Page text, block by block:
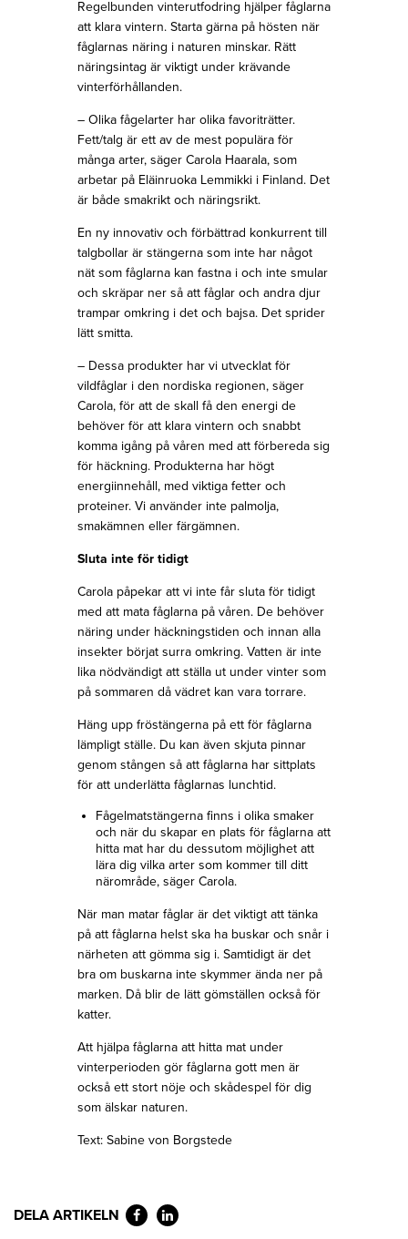
Regelbunden vinterutfodring hjälper fåglarna
att klara vintern. Starta gärna på hösten när
fåglarnas näring i naturen minskar. Rätt
näringsintag är viktigt under krävande
vinterförhållanden.
– Olika fågelarter har olika favoriträtter.
Fett/talg är ett av de mest populära för
många arter, säger Carola Haarala, som
arbetar på Eläinruoka Lemmikki i Finland. Det
är både smakrikt och näringsrikt.
En ny innovativ och förbättrad konkurrent till
talgbollar är stängerna som inte har något
nät som fåglarna kan fastna i och inte smular
och skräpar ner så att fåglar och andra djur
trampar omkring i det och bajsa. Det sprider
lätt smitta.
– Dessa produkter har vi utvecklat för
vildfåglar i den nordiska regionen, säger
Carola, för att de skall få den energi de
behöver för att klara vintern och snabbt
komma igång på våren med att förbereda sig
för häckning. Produkterna har högt
energiinnehåll, med viktiga fetter och
proteiner. Vi använder inte palmolja,
smakämnen eller färgämnen.
Sluta inte för tidigt
Carola påpekar att vi inte får sluta för tidigt
med att mata fåglarna på våren. De behöver
näring under häckningstiden och innan alla
insekter börjat surra omkring. Vatten är inte
lika nödvändigt att ställa ut under vinter som
på sommaren då vädret kan vara torrare.
Häng upp fröstängerna på ett för fåglarna
lämpligt ställe. Du kan även skjuta pinnar
genom stången så att fåglarna har sittplats
för att underlätta fåglarnas lunchtid.
Fågelmatstängerna finns i olika smaker
och när du skapar en plats för fåglarna att
hitta mat har du dessutom möjlighet att
lära dig vilka arter som kommer till ditt
närområde, säger Carola.
När man matar fåglar är det viktigt att tänka
på att fåglarna helst ska ha buskar och snår i
närheten att gömma sig i. Samtidigt är det
bra om buskarna inte skymmer ända ner på
marken. Då blir de lätt gömställen också för
katter.
Att hjälpa fåglarna att hitta mat under
vinterperioden gör fåglarna gott men är
också ett stort nöje och skådespel för dig
som älskar naturen.
Text: Sabine von Borgstede
DELA ARTIKELN